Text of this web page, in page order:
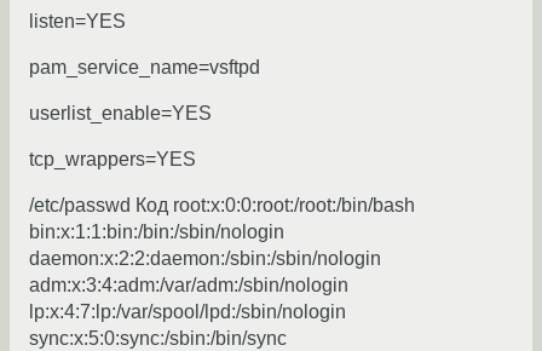
listen=YES
pam_service_name=vsftpd
userlist_enable=YES
tcp_wrappers=YES
/etc/passwd Код root:x:0:0:root:/root:/bin/bash
bin:x:1:1:bin:/bin:/sbin/nologin
daemon:x:2:2:daemon:/sbin:/sbin/nologin
adm:x:3:4:adm:/var/adm:/sbin/nologin
lp:x:4:7:lp:/var/spool/lpd:/sbin/nologin
sync:x:5:0:sync:/sbin:/bin/sync